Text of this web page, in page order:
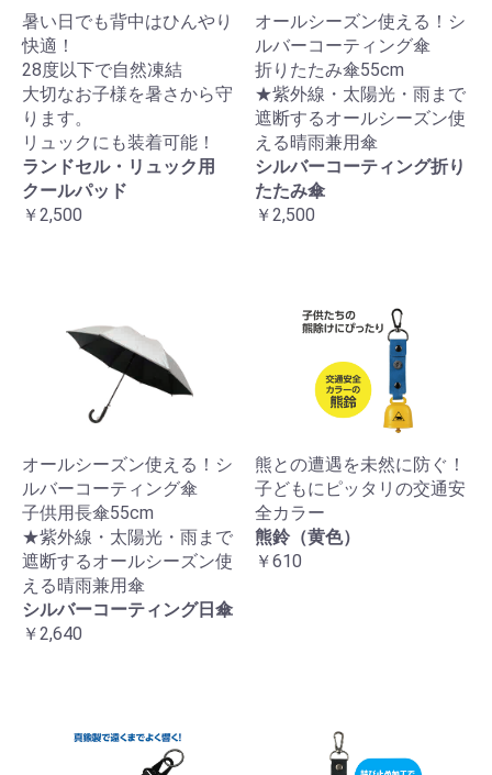
暑い日でも背中はひんやり
快適！
28度以下で自然凍結
大切なお子様を暑さから守
ります。
リュックにも装着可能！
ランドセル・リュック用
クールパッド
￥2,500
オールシーズン使える！シ
ルバーコーティング傘
折りたたみ傘55cm
★紫外線・太陽光・雨まで
遮断するオールシーズン使
える晴雨兼用傘
シルバーコーティング折り
たたみ傘
￥2,500
オールシーズン使える！シ
ルバーコーティング傘
子供用長傘55cm
★紫外線・太陽光・雨まで
遮断するオールシーズン使
える晴雨兼用傘
シルバーコーティング日傘
￥2,640
熊との遭遇を未然に防ぐ！
子どもにピッタリの交通安
全カラー
熊鈴（黄色）
￥610